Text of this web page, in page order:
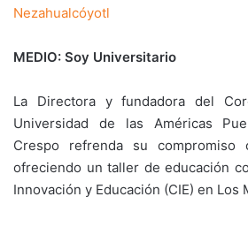
Nezahualcóyotl
MEDIO: Soy Universitario
La Directora y fundadora del
Universidad de las Américas
Crespo refrenda su compromiso
ofreciendo un taller de educación
Innovación y Educación (CIE) en Los